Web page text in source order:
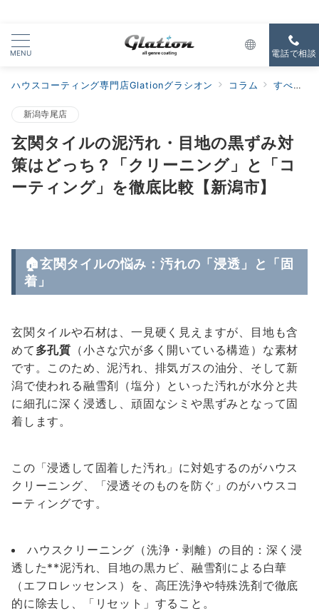
MENU 電話で相談
ハウスコーティング専門店Glationグラシオン コラム すべての新着
新潟寺尾店
玄関タイルの泥汚れ・目地の黒ずみ対
策はどっち？「クリーニング」と「コ
ーティング」を徹底比較【新潟市】
🏠玄関タイルの悩み：汚れの「浸透」と「固
着」
玄関タイルや石材は、一見硬く見えますが、目地も含
めて 多孔質 （小さな穴が多く開いている構造）な素材
です。このため、泥汚れ、排気ガスの油分、そして新
潟で使われる融雪剤（塩分）といった汚れが水分と共
に細孔に深く浸透し、頑固なシミや黒ずみとなって固
着します。
この「浸透して固着した汚れ」に対処するのがハウス
クリーニング、「浸透そのものを防ぐ」のがハウスコ
ーティングです。
ハウスクリーニング（洗浄・剥離）の目的：深く浸
透した**泥汚れ、目地の黒カビ、融雪剤による白華
（エフロレッセンス）を、高圧洗浄や特殊洗剤で徹底
的に除去し、「リセット」すること。